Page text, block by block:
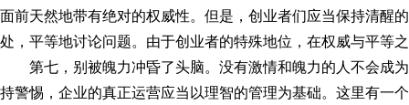
面前天然地带有绝对的权威性。但是，创业者们应当保持清醒
处，平等地讨论问题。由于创业者的特殊地位，在权威与平等
第七，别被魄力冲昏了头脑。没有激情和魄力的人不会成
持警惕，企业的真正运营应当以理智的管理为基础。这里有一